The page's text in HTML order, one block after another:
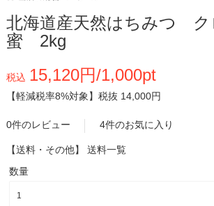
北海道産天然はちみつ ク
蜜 2kg
税込 15,120円/1,000pt
【軽減税率8%対象】 税抜 14,000円
0件のレビュー 4件のお気に入り
【送料・その他】 送料一覧
数量